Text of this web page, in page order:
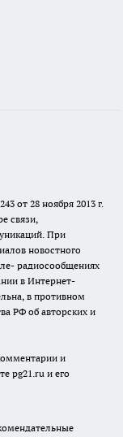
от 28 ноября 2013 г.
связи,
При
новостного
радиосообщениях
в Интернет-
в противном
РФ об авторских и
и
pg21.ru и его